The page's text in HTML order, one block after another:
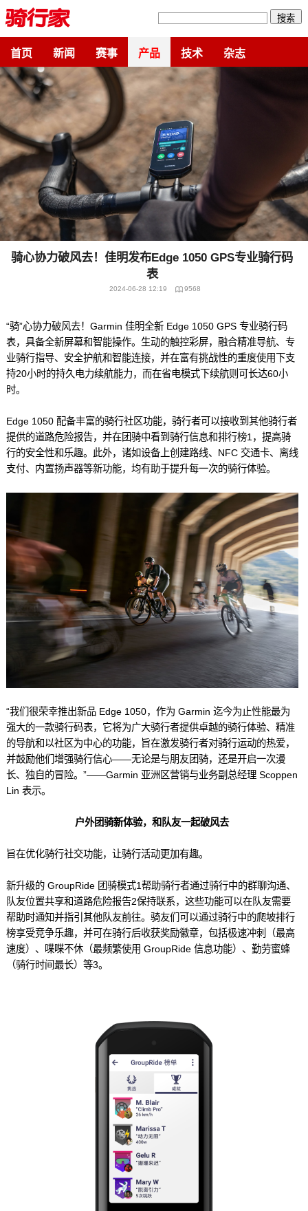
搜索
首页 新闻 赛事 产品 技术 杂志
骑心协力破风去！佳明发布Edge 1050 GPS专业骑行码
表
2024-06-28 12:19 9568
“骑”心协力破风去！Garmin 佳明全新 Edge 1050 GPS 专业骑行码
表，具备全新屏幕和智能操作。生动的触控彩屏，融合精准导航、专
业骑行指导、安全护航和智能连接，并在富有挑战性的重度使用下支
持20小时的持久电力续航能力，而在省电模式下续航则可长达60小
时。
Edge 1050 配备丰富的骑行社区功能，骑行者可以接收到其他骑行者
提供的道路危险报告，并在团骑中看到骑行信息和排行榜1，提高骑
行的安全性和乐趣。此外，诸如设备上创建路线、NFC 交通卡、离线
支付、内置扬声器等新功能，均有助于提升每一次的骑行体验。
“我们很荣幸推出新品 Edge 1050，作为 Garmin 迄今为止性能最为
强大的一款骑行码表，它将为广大骑行者提供卓越的骑行体验、精准
的导航和以社区为中心的功能，旨在激发骑行者对骑行运动的热爱，
并鼓励他们增强骑行信心——无论是与朋友团骑，还是开启一次漫
长、独自的冒险。”——Garmin 亚洲区营销与业务副总经理 Scoppen
Lin 表示。
户外团骑新体验，和队友一起破风去
旨在优化骑行社交功能，让骑行活动更加有趣。
新升级的 GroupRide 团骑模式1帮助骑行者通过骑行中的群聊沟通、
队友位置共享和道路危险报告2保持联系，这些功能可以在队友需要
帮助时通知并指引其他队友前往。骑友们可以通过骑行中的爬坡排行
榜享受竞争乐趣，并可在骑行后收获奖励徽章，包括极速冲刺（最高
速度）、喋喋不休（最频繁使用 GroupRide 信息功能）、勤劳蜜蜂
（骑行时间最长）等3。